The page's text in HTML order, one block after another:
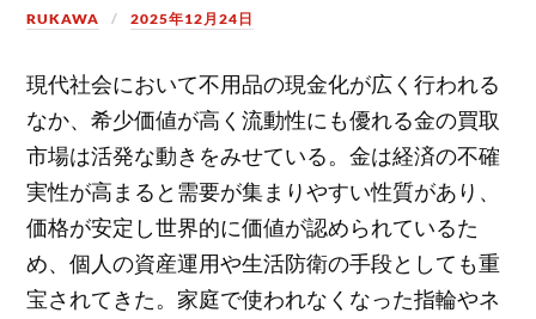
RUKAWA 2025年12月24日
現代社会において不用品の現金化が広く行われる
なか、希少価値が高く流動性にも優れる金の買取
市場は活発な動きをみせている。金は経済の不確
実性が高まると需要が集まりやすい性質があり、
価格が安定し世界的に価値が認められているた
め、個人の資産運用や生活防衛の手段としても重
宝されてきた。家庭で使われなくなった指輪やネ